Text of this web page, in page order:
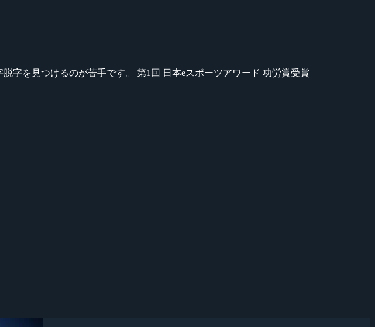
字を見つけるのが苦手です。 第1回 日本eスポーツアワード 功労賞受賞